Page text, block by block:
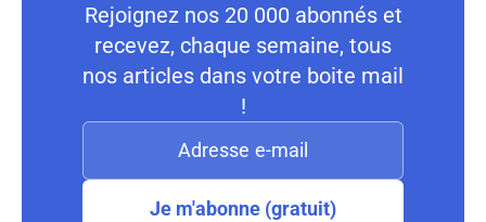
Rejoignez nos 20 000 abonnés et
recevez, chaque semaine, tous
nos articles dans votre boite mail
!
Je m'abonne (gratuit)